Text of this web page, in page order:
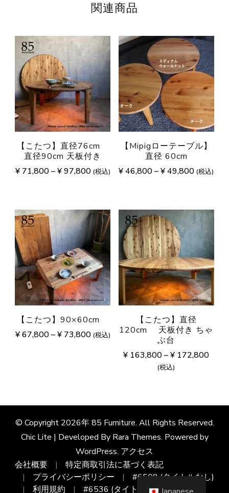
関連商品
【こたつ】直径76cm
直径90cm 天板付き
¥71,800–¥97,800 (税込)
【Mipigローテーブル】
直径 60cm
¥46,800–¥49,800 (税込)
【こたつ】90×60cm
¥67,800–¥73,800 (税込)
【こたつ】直径
120cm 天板付き ちゃ
ぶ台
¥ 163,800–¥ 172,800
(税込)
© Copyright 2026年85 Furniture. All Rights Reserved.
Chic Lite | Developed By Rara Themes. Powered by
WordPress. アクセス
会社概要
特定商取引法に基づく表記
プライバシーポリシー
#6508 (タイトルなし)
利用規約
#6536 (タイトルなし)